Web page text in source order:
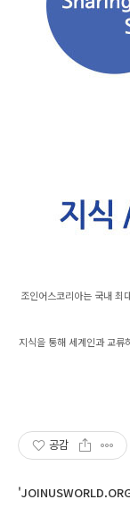
조인어스코리아는 국내 최
지식을 통해 세계인과 교류
공감